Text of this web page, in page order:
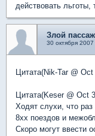
действовать льготы,
Злой
30 октября 2007
Цитата(Nik-Tar @
Цитата(Keser @ Oct
Ходят слухи, что
8xx поездов и
Скоро могут ввести